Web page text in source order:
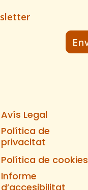
Avís Legal
Política de
privacitat
Política de cookies
Informe
d’accesibilitat